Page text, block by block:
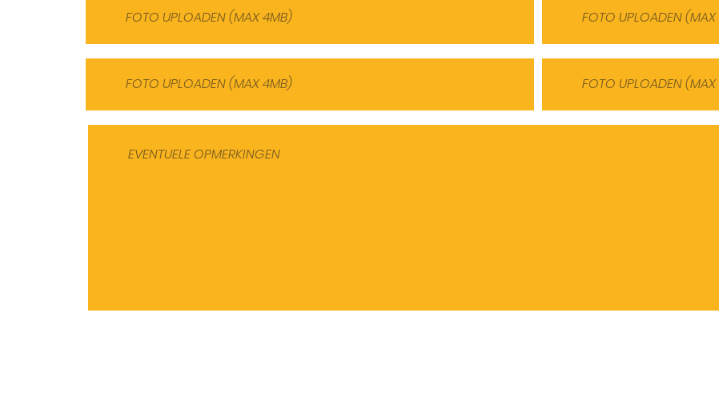
FOTO UPLOADEN (MAX 4MB) FOTO UPLOADEN
FOTO UPLOADEN (MAX 4MB) FOTO UPLOADEN